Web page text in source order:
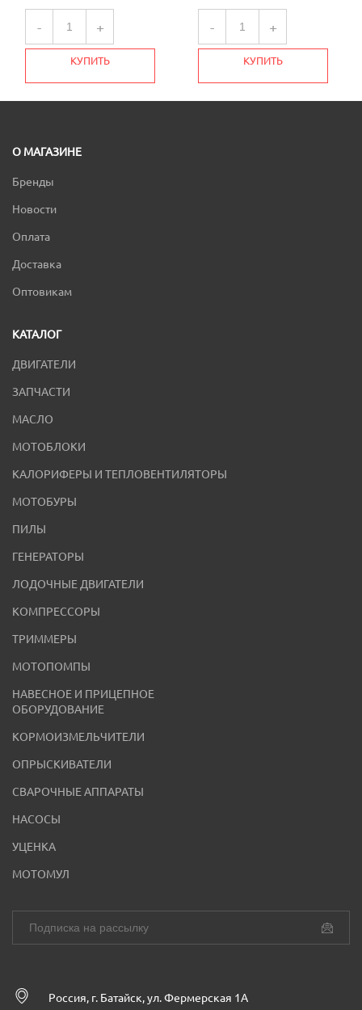
- +
КУПИТЬ
- +
КУПИТЬ
О МАГАЗИНЕ
Бренды
Новости
Оплата
Доставка
Оптовикам
КАТАЛОГ
ДВИГАТЕЛИ
ЗАПЧАСТИ
МАСЛО
МОТОБЛОКИ
КАЛОРИФЕРЫ И ТЕПЛОВЕНТИЛЯТОРЫ
МОТОБУРЫ
ПИЛЫ
ГЕНЕРАТОРЫ
ЛОДОЧНЫЕ ДВИГАТЕЛИ
КОМПРЕССОРЫ
ТРИММЕРЫ
МОТОПОМПЫ
НАВЕСНОЕ И ПРИЦЕПНОЕ
ОБОРУДОВАНИЕ
КОРМОИЗМЕЛЬЧИТЕЛИ
ОПРЫСКИВАТЕЛИ
СВАРОЧНЫЕ АППАРАТЫ
НАСОСЫ
УЦЕНКА
МОТОМУЛ
Россия, г. Батайск, ул. Фермерская 1А